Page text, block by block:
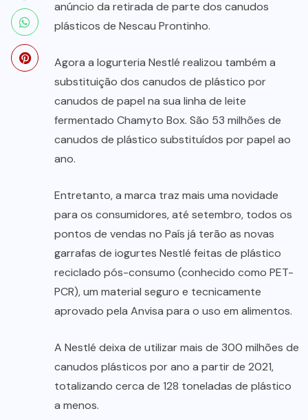
anúncio da retirada de parte dos canudos
plásticos de Nescau Prontinho.
Agora a Iogurteria Nestlé realizou também a
substituição dos canudos de plástico por
canudos de papel na sua linha de leite
fermentado Chamyto Box. São 53 milhões de
canudos de plástico substituídos por papel ao
ano.
Entretanto, a marca traz mais uma novidade
para os consumidores, até setembro, todos os
pontos de vendas no País já terão as novas
garrafas de iogurtes Nestlé feitas de plástico
reciclado pós-consumo (conhecido como PET-
PCR), um material seguro e tecnicamente
aprovado pela Anvisa para o uso em alimentos.
A Nestlé deixa de utilizar mais de 300 milhões de
canudos plásticos por ano a partir de 2021,
totalizando cerca de 128 toneladas de plástico
a menos.